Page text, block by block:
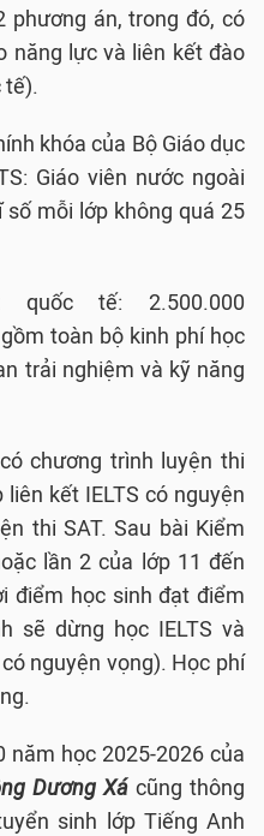
phương án, trong đó, có
năng lực và liên kết đào
tế).
khóa của Bộ Giáo dục
Giáo viên nước ngoài
số mỗi lớp không quá 25
tế: 2.500.000
toàn bộ kinh phí học
trải nghiệm và kỹ năng
chương trình luyện thi
kết IELTS có nguyện
thi SAT. Sau bài Kiểm
lần 2 của lớp 11 đến
điểm học sinh đạt điểm
sẽ dừng học IELTS và
nguyện vọng). Học phí
năm học 2025-2026 của
Dương Xácũng thông
sinh lớp Tiếng Anh